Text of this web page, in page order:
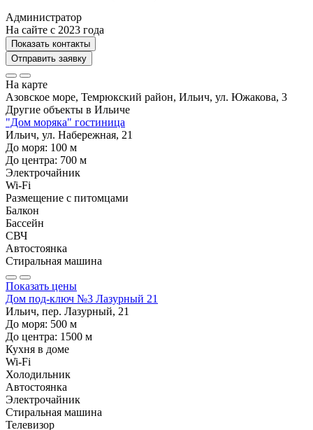
Администратор
На сайте с 2023 года
Показать контакты
Отправить заявку
На карте
Азовское море, Темрюкский район, Ильич, ул. Южакова, 3
Другие объекты в Ильиче
"Дом моряка" гостиница
Ильич, ул. Набережная, 21
До моря: 100 м
До центра: 700 м
Электрочайник
Wi-Fi
Размещение с питомцами
Балкон
Бассейн
СВЧ
Автостоянка
Стиральная машина
Показать цены
Дом под-ключ №3 Лазурный 21
Ильич, пер. Лазурный, 21
До моря: 500 м
До центра: 1500 м
Кухня в доме
Wi-Fi
Холодильник
Автостоянка
Электрочайник
Стиральная машина
Телевизор